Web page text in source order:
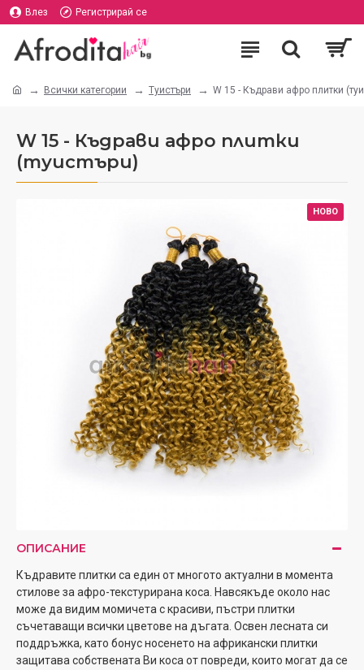
Влез Регистрирай се
Всички категории Туистъри W 15 - Къдрави афро плитки
W 15 - Къдрави афро плитки
(туистъри)
НОВО
ОПИСАНИЕ
Къдравите плитки са един от многото актуални в момента
стилове за афро-текстурирана коса. Навсякъде около нас
може да видим момичета с красиви, пъстри плитки
съчетаващи всички цветове на дъгата. Освен лесната си
поддръжка, като бонус носенето на африкански плитки
защитава собствената Ви коса от повреди, които могат да се